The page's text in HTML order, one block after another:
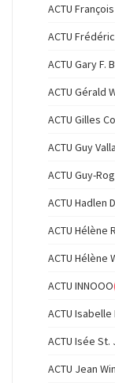
ACTU
ACTU
ACTU Gary F.
ACTU Gérald
ACTU Gilles
ACTU Guy
ACTU Guy-
ACTU Hadlen
ACTU Hélène
ACTU Hélène
ACTU INNOOO
ACTU Isabelle
ACTU Isée
ACTU Jean